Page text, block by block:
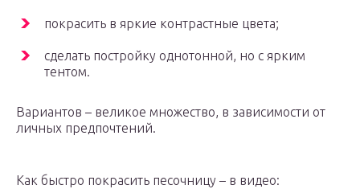
покрасить в яркие контрастные цвета;
сделать постройку однотонной, но с ярким
тентом.
Вариантов – великое множество, в зависимости от
личных предпочтений.
Как быстро покрасить песочницу – в видео: